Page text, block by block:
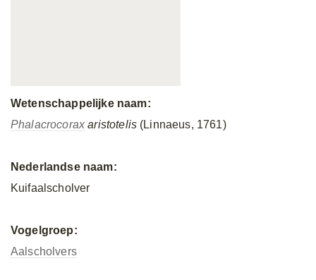
Wetenschappelijke naam:
Phalacrocorax aristotelis (Linnaeus, 1761)
Nederlandse naam:
Kuifaalscholver
Vogelgroep:
Aalscholvers